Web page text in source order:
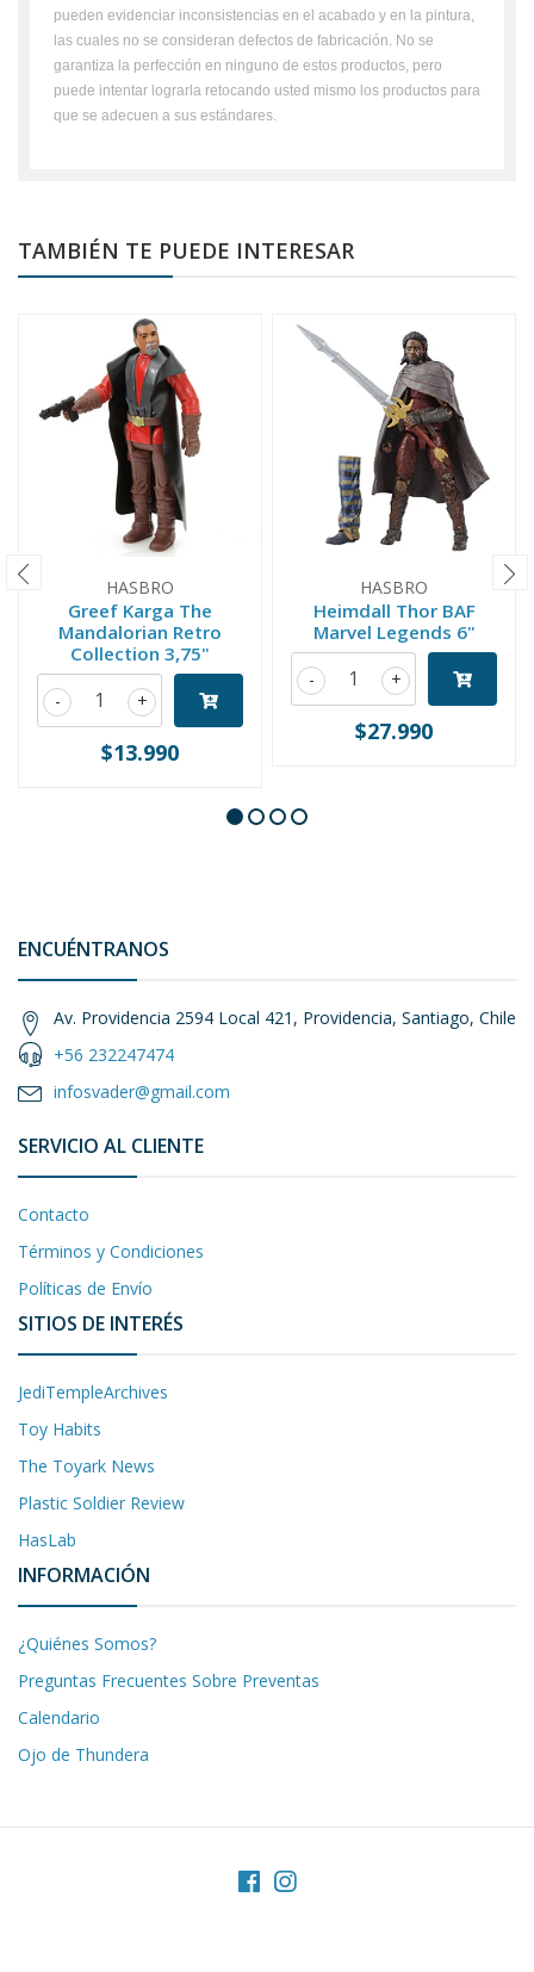
pueden evidenciar inconsistencias en el acabado y en la pintura,
las cuales no se consideran defectos de fabricación. No se
garantiza la perfección en ninguno de estos productos, pero
puede intentar lograrla retocando usted mismo los productos para
que se adecuen a sus estándares.
TAMBIÉN TE PUEDE INTERESAR
HASBRO
Greef Karga The
Mandalorian Retro
Collection 3,75"
+
-
$13.990
HASBRO
Heimdall Thor BAF
Marvel Legends 6"
+
-
$27.990
ENCUÉNTRANOS
Av. Providencia 2594 Local 421, Providencia, Santiago, Chile
+56 232247474
infosvader@gmail.com
SERVICIO AL CLIENTE
Contacto
Términos y Condiciones
Políticas de Envío
SITIOS DE INTERÉS
JediTempleArchives
Toy Habits
The Toyark News
Plastic Soldier Review
HasLab
INFORMACIÓN
¿Quiénes Somos?
Preguntas Frecuentes Sobre Preventas
Calendario
Ojo de Thundera